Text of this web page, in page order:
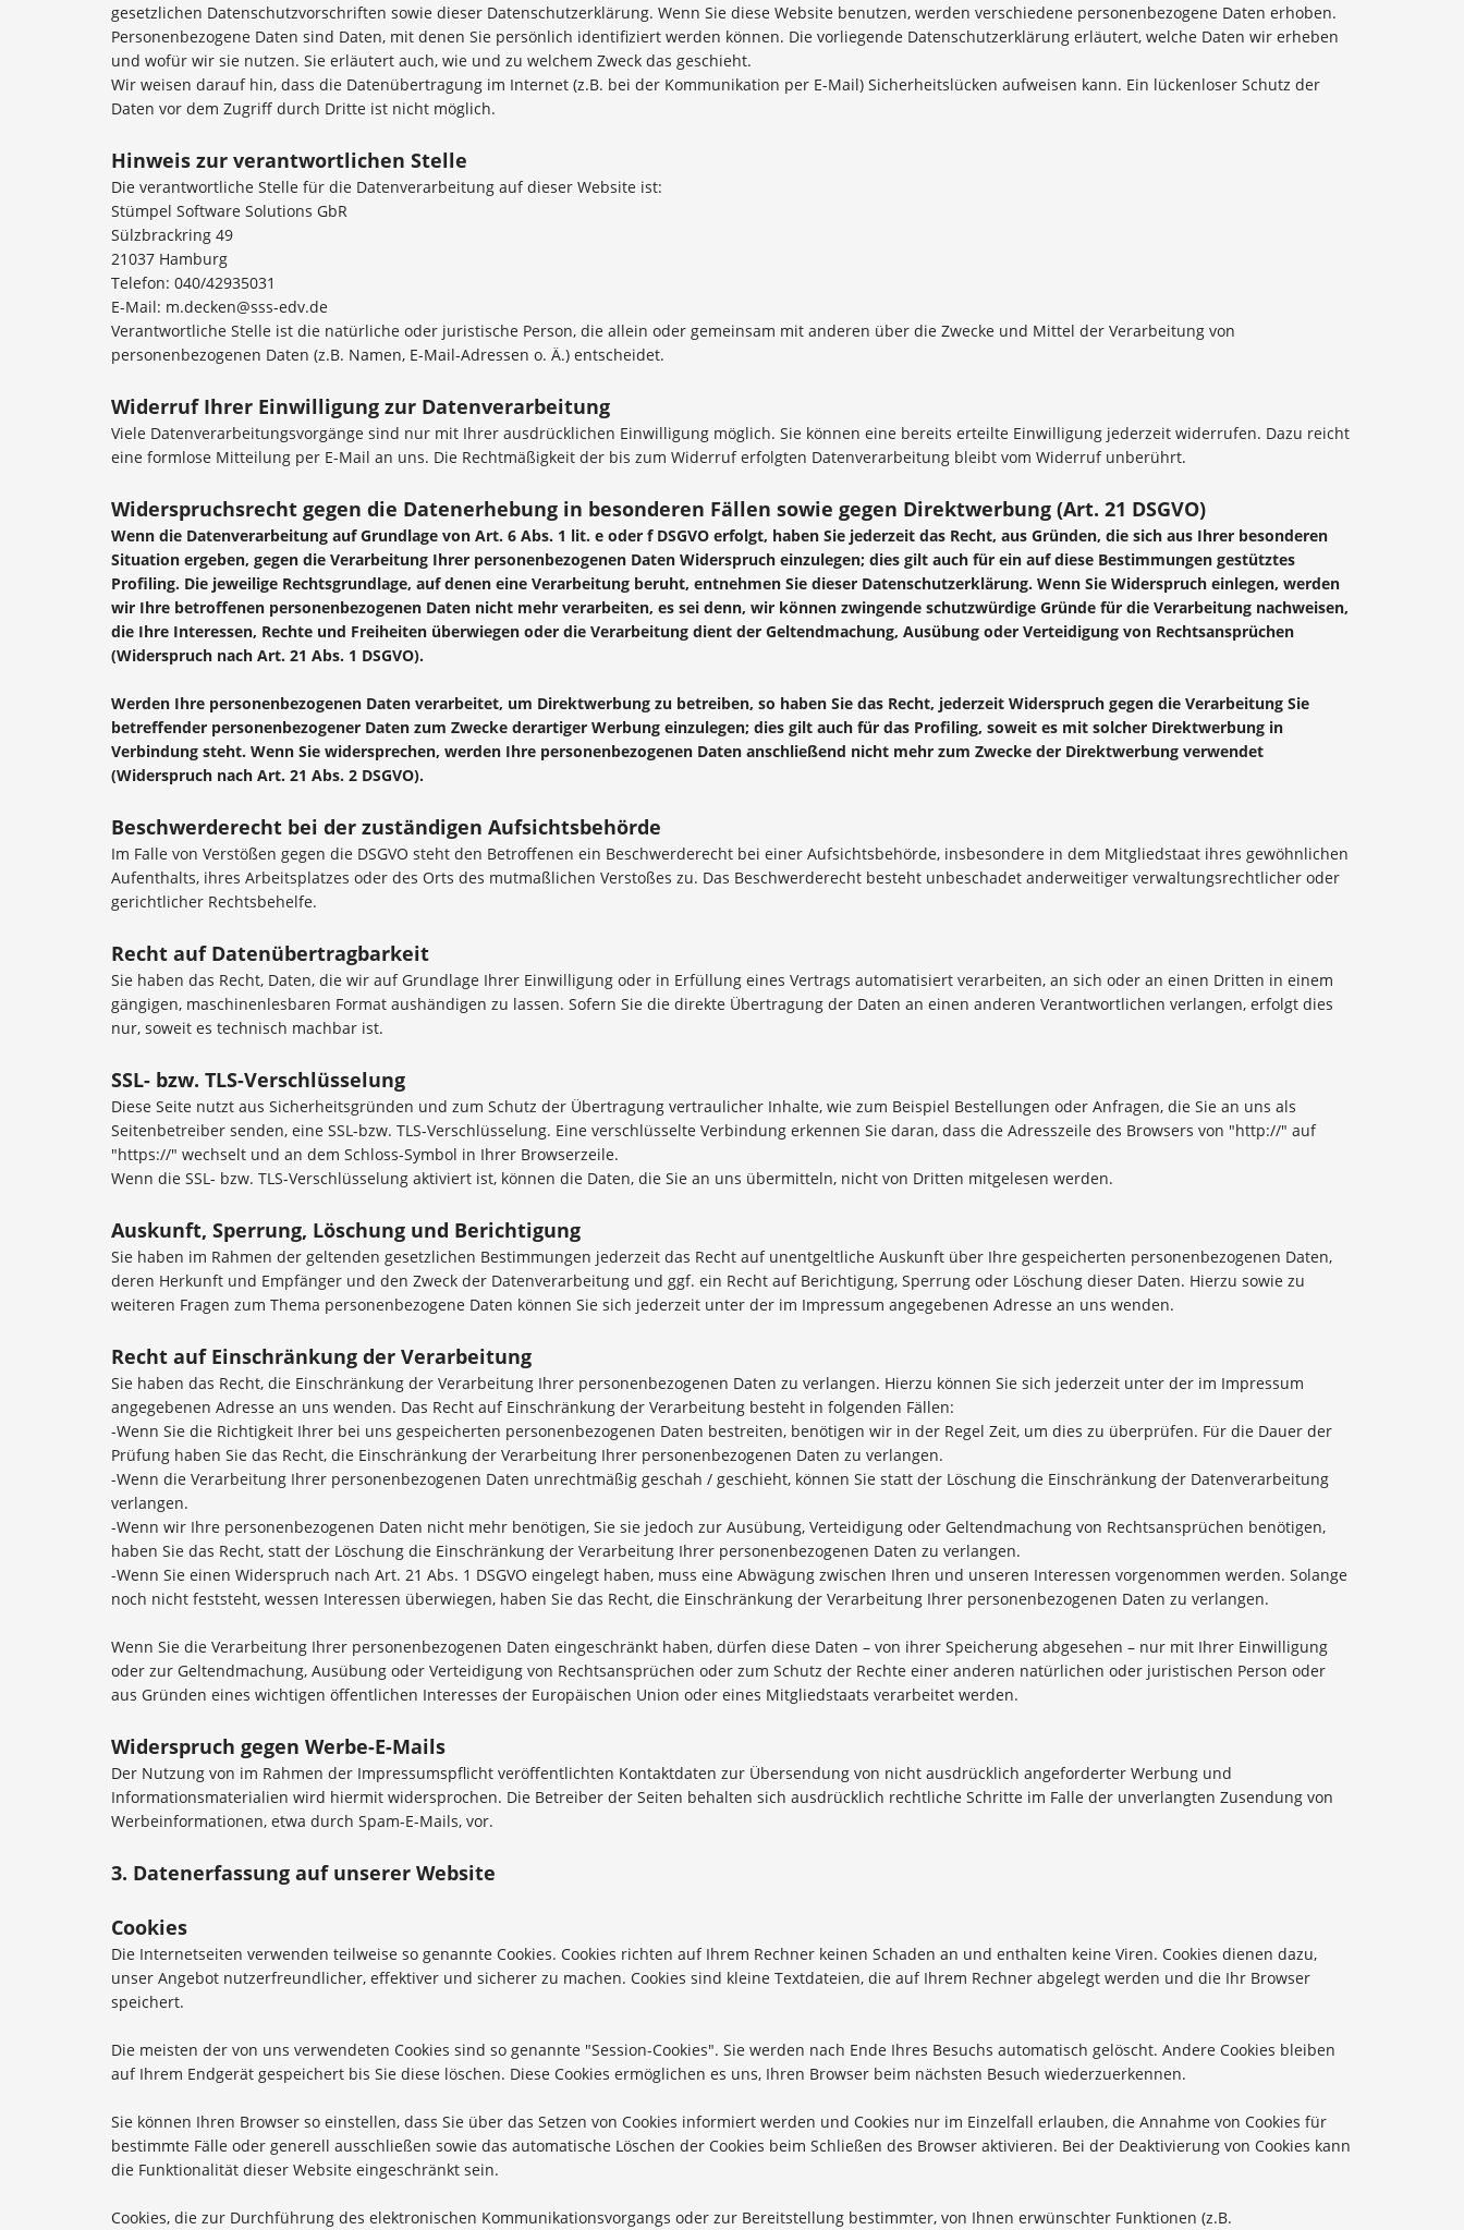
gesetzlichen Datenschutzvorschriften sowie dieser Datenschutzerklärung. Wenn Sie diese Website benutzen, werden verschiedene personenbezogene Daten erhoben.
Personenbezogene Daten sind Daten, mit denen Sie persönlich identifiziert werden können. Die vorliegende Datenschutzerklärung erläutert, welche Daten wir erheben
und wofür wir sie nutzen. Sie erläutert auch, wie und zu welchem Zweck das geschieht.
Wir weisen darauf hin, dass die Datenübertragung im Internet (z.B. bei der Kommunikation per E-Mail) Sicherheitslücken aufweisen kann. Ein lückenloser Schutz der
Daten vor dem Zugriff durch Dritte ist nicht möglich.
Hinweis zur verantwortlichen Stelle
Die verantwortliche Stelle für die Datenverarbeitung auf dieser Website ist:
Stümpel Software Solutions GbR
Sülzbrackring 49
21037 Hamburg
Telefon: 040/42935031
E-Mail: m.decken@sss-edv.de
Verantwortliche Stelle ist die natürliche oder juristische Person, die allein oder gemeinsam mit anderen über die Zwecke und Mittel der Verarbeitung von
personenbezogenen Daten (z.B. Namen, E-Mail-Adressen o. Ä.) entscheidet.
Widerruf Ihrer Einwilligung zur Datenverarbeitung
Viele Datenverarbeitungsvorgänge sind nur mit Ihrer ausdrücklichen Einwilligung möglich. Sie können eine bereits erteilte Einwilligung jederzeit widerrufen. Dazu reicht
eine formlose Mitteilung per E-Mail an uns. Die Rechtmäßigkeit der bis zum Widerruf erfolgten Datenverarbeitung bleibt vom Widerruf unberührt.
Widerspruchsrecht gegen die Datenerhebung in besonderen Fällen sowie gegen Direktwerbung (Art. 21 DSGVO)
Wenn die Datenverarbeitung auf Grundlage von Art. 6 Abs. 1 lit. e oder f DSGVO erfolgt, haben Sie jederzeit das Recht, aus Gründen, die sich aus Ihrer besonderen
Situation ergeben, gegen die Verarbeitung Ihrer personenbezogenen Daten Widerspruch einzulegen; dies gilt auch für ein auf diese Bestimmungen gestütztes
Profiling. Die jeweilige Rechtsgrundlage, auf denen eine Verarbeitung beruht, entnehmen Sie dieser Datenschutzerklärung. Wenn Sie Widerspruch einlegen, werden
wir Ihre betroffenen personenbezogenen Daten nicht mehr verarbeiten, es sei denn, wir können zwingende schutzwürdige Gründe für die Verarbeitung nachweisen,
die Ihre Interessen, Rechte und Freiheiten überwiegen oder die Verarbeitung dient der Geltendmachung, Ausübung oder Verteidigung von Rechtsansprüchen
(Widerspruch nach Art. 21 Abs. 1 DSGVO).
Werden Ihre personenbezogenen Daten verarbeitet, um Direktwerbung zu betreiben, so haben Sie das Recht, jederzeit Widerspruch gegen die Verarbeitung Sie
betreffender personenbezogener Daten zum Zwecke derartiger Werbung einzulegen; dies gilt auch für das Profiling, soweit es mit solcher Direktwerbung in
Verbindung steht. Wenn Sie widersprechen, werden Ihre personenbezogenen Daten anschließend nicht mehr zum Zwecke der Direktwerbung verwendet
(Widerspruch nach Art. 21 Abs. 2 DSGVO).
Beschwerderecht bei der zuständigen Aufsichtsbehörde
Im Falle von Verstößen gegen die DSGVO steht den Betroffenen ein Beschwerderecht bei einer Aufsichtsbehörde, insbesondere in dem Mitgliedstaat ihres gewöhnlichen
Aufenthalts, ihres Arbeitsplatzes oder des Orts des mutmaßlichen Verstoßes zu. Das Beschwerderecht besteht unbeschadet anderweitiger verwaltungsrechtlicher oder
gerichtlicher Rechtsbehelfe.
Recht auf Datenübertragbarkeit
Sie haben das Recht, Daten, die wir auf Grundlage Ihrer Einwilligung oder in Erfüllung eines Vertrags automatisiert verarbeiten, an sich oder an einen Dritten in einem
gängigen, maschinenlesbaren Format aushändigen zu lassen. Sofern Sie die direkte Übertragung der Daten an einen anderen Verantwortlichen verlangen, erfolgt dies
nur, soweit es technisch machbar ist.
SSL- bzw. TLS-Verschlüsselung
Diese Seite nutzt aus Sicherheitsgründen und zum Schutz der Übertragung vertraulicher Inhalte, wie zum Beispiel Bestellungen oder Anfragen, die Sie an uns als
Seitenbetreiber senden, eine SSL-bzw. TLS-Verschlüsselung. Eine verschlüsselte Verbindung erkennen Sie daran, dass die Adresszeile des Browsers von "http://" auf
"https://" wechselt und an dem Schloss-Symbol in Ihrer Browserzeile.
Wenn die SSL- bzw. TLS-Verschlüsselung aktiviert ist, können die Daten, die Sie an uns übermitteln, nicht von Dritten mitgelesen werden.
Auskunft, Sperrung, Löschung und Berichtigung
Sie haben im Rahmen der geltenden gesetzlichen Bestimmungen jederzeit das Recht auf unentgeltliche Auskunft über Ihre gespeicherten personenbezogenen Daten,
deren Herkunft und Empfänger und den Zweck der Datenverarbeitung und ggf. ein Recht auf Berichtigung, Sperrung oder Löschung dieser Daten. Hierzu sowie zu
weiteren Fragen zum Thema personenbezogene Daten können Sie sich jederzeit unter der im Impressum angegebenen Adresse an uns wenden.
Recht auf Einschränkung der Verarbeitung
Sie haben das Recht, die Einschränkung der Verarbeitung Ihrer personenbezogenen Daten zu verlangen. Hierzu können Sie sich jederzeit unter der im Impressum
angegebenen Adresse an uns wenden. Das Recht auf Einschränkung der Verarbeitung besteht in folgenden Fällen:
-Wenn Sie die Richtigkeit Ihrer bei uns gespeicherten personenbezogenen Daten bestreiten, benötigen wir in der Regel Zeit, um dies zu überprüfen. Für die Dauer der
Prüfung haben Sie das Recht, die Einschränkung der Verarbeitung Ihrer personenbezogenen Daten zu verlangen.
-Wenn die Verarbeitung Ihrer personenbezogenen Daten unrechtmäßig geschah / geschieht, können Sie statt der Löschung die Einschränkung der Datenverarbeitung
verlangen.
-Wenn wir Ihre personenbezogenen Daten nicht mehr benötigen, Sie sie jedoch zur Ausübung, Verteidigung oder Geltendmachung von Rechtsansprüchen benötigen,
haben Sie das Recht, statt der Löschung die Einschränkung der Verarbeitung Ihrer personenbezogenen Daten zu verlangen.
-Wenn Sie einen Widerspruch nach Art. 21 Abs. 1 DSGVO eingelegt haben, muss eine Abwägung zwischen Ihren und unseren Interessen vorgenommen werden. Solange
noch nicht feststeht, wessen Interessen überwiegen, haben Sie das Recht, die Einschränkung der Verarbeitung Ihrer personenbezogenen Daten zu verlangen.
Wenn Sie die Verarbeitung Ihrer personenbezogenen Daten eingeschränkt haben, dürfen diese Daten – von ihrer Speicherung abgesehen – nur mit Ihrer Einwilligung
oder zur Geltendmachung, Ausübung oder Verteidigung von Rechtsansprüchen oder zum Schutz der Rechte einer anderen natürlichen oder juristischen Person oder
aus Gründen eines wichtigen öffentlichen Interesses der Europäischen Union oder eines Mitgliedstaats verarbeitet werden.
Widerspruch gegen Werbe-E-Mails
Der Nutzung von im Rahmen der Impressumspflicht veröffentlichten Kontaktdaten zur Übersendung von nicht ausdrücklich angeforderter Werbung und
Informationsmaterialien wird hiermit widersprochen. Die Betreiber der Seiten behalten sich ausdrücklich rechtliche Schritte im Falle der unverlangten Zusendung von
Werbeinformationen, etwa durch Spam-E-Mails, vor.
3. Datenerfassung auf unserer Website
Cookies
Die Internetseiten verwenden teilweise so genannte Cookies. Cookies richten auf Ihrem Rechner keinen Schaden an und enthalten keine Viren. Cookies dienen dazu,
unser Angebot nutzerfreundlicher, effektiver und sicherer zu machen. Cookies sind kleine Textdateien, die auf Ihrem Rechner abgelegt werden und die Ihr Browser
speichert.
Die meisten der von uns verwendeten Cookies sind so genannte "Session-Cookies". Sie werden nach Ende Ihres Besuchs automatisch gelöscht. Andere Cookies bleiben
auf Ihrem Endgerät gespeichert bis Sie diese löschen. Diese Cookies ermöglichen es uns, Ihren Browser beim nächsten Besuch wiederzuerkennen.
Sie können Ihren Browser so einstellen, dass Sie über das Setzen von Cookies informiert werden und Cookies nur im Einzelfall erlauben, die Annahme von Cookies für
bestimmte Fälle oder generell ausschließen sowie das automatische Löschen der Cookies beim Schließen des Browser aktivieren. Bei der Deaktivierung von Cookies kann
die Funktionalität dieser Website eingeschränkt sein.
Cookies, die zur Durchführung des elektronischen Kommunikationsvorgangs oder zur Bereitstellung bestimmter, von Ihnen erwünschter Funktionen (z.B.